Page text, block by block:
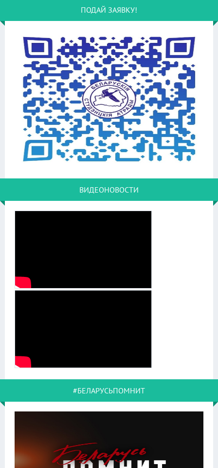
ПОДАЙ ЗАЯВКУ!
ВИДЕОНОВОСТИ
#БЕЛАРУСЬПОМНИТ